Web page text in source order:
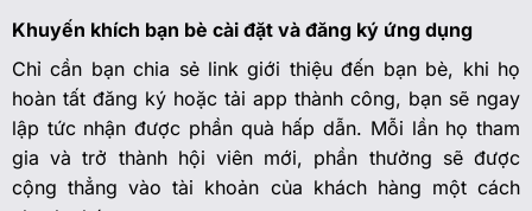
Khuyến khích bạn bè cài đặt và đăng ký ứng dụng
Chỉ cần bạn chia sẻ link giới thiệu đến bạn bè, khi họ
hoàn tất đăng ký hoặc tải app thành công, bạn sẽ ngay
lập tức nhận được phần quà hấp dẫn. Mỗi lần họ tham
gia và trở thành hội viên mới, phần thưởng sẽ được
cộng thẳng vào tài khoản của khách hàng một cách